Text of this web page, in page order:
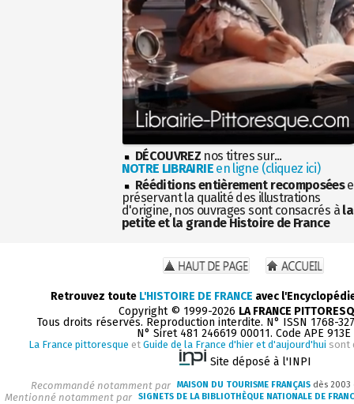
DÉCOUVREZ nos titres sur...
NOTRE LIBRAIRIEen ligne (cliquez ici)
Rééditions entièrement recomposées
préservant la qualité des illustrations
d'origine, nos ouvrages sont consacrés à la
petite et la grande Histoire de France
Retrouvez toute L'HISTOIRE DE FRANCE avec
Copyright © 1999-2026 LA FRANCE
Tous droits réservés. Reproduction interdite. N° ISSN 1768-
N° Siret 481 246619 00011. Code APE 913E
La France pittoresque et Guide de la France d'hier et d'aujourd'hui sont
Site déposé à l'INPI
Recommandé notamment par MAISON DU TOURISME FRANÇAIS dès
Mentionné notamment par SIGNETS DE LA BIBLIOTHÈQUE NATIONALE DE